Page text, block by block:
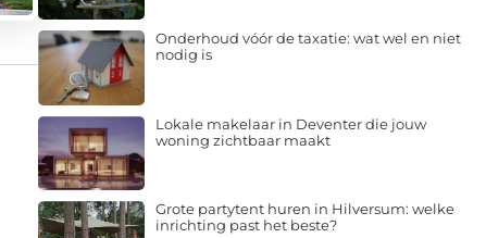
Onderhoud vóór de taxatie: wat wel en niet
nodig is
Lokale makelaar in Deventer die jouw
woning zichtbaar maakt
Grote partytent huren in Hilversum: welke
inrichting past het beste?